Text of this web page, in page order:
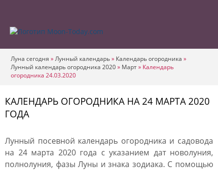
Луна сегодня »Лунный календарь» Календарь огородника »
Лунный календарь огородника 2020» Март» Календарь
огородника 24.03.2020
КАЛЕНДАРЬ ОГОРОДНИКА НА 24 МАРТА 2020
ГОДА
Лунный посевной календарь огородника и садовода
на 24 марта 2020 года с указанием дат новолуния,
полнолуния, фазы Луны и знака зодиака. С помощью